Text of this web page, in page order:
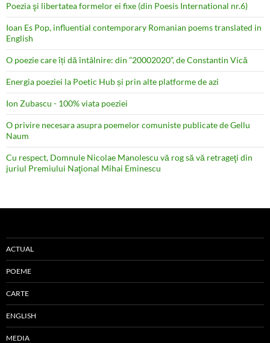
Poezia şi libertatea formelor ei fixe (din Poesis International nr.6)
Ioan Es Pop, influential contemporary Romanian poems translated in
English
O poezie care îți dă întâlnire: din ”20002020”, de Constantin Vică
Energia poeziei la Poetic Hub și prin alte platforme de azi
Ion Zubascu - 100% viata poeziei
O privire necesara asupra poemelor comuniste publicate de Gellu
Naum
Cu respect, Domnule Nicolae Manolescu vă rog să vă retrageţi din
juriul Premiului Naţional Mihai Eminescu
ACTUAL
POEME
CARTE
ENGLISH
MEDIA